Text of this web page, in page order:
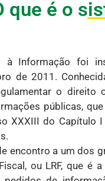
que é o
Informação foi
de 2011.
o direito
públicas,
XXXIII do Capítulo
encontro a um dos
ou LRF, que é